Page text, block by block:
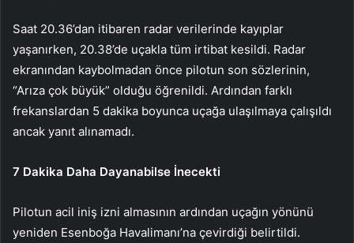
Saat 20.36’dan itibaren radar verilerinde kayıplar
yaşanırken, 20.38’de uçakla tüm irtibat kesildi. Radar
ekranından kaybolmadan önce pilotun son sözlerinin,
“Arıza çok büyük” olduğu öğrenildi. Ardından farklı
frekanslardan 5 dakika boyunca uçağa ulaşılmaya çalışıldı
ancak yanıt alınamadı.
7 Dakika Daha Dayanabilse İnecekti
Pilotun acil iniş izni almasının ardından uçağın yönünü
yeniden Esenboğa Havalimanı’na çevirdiği belirtildi.